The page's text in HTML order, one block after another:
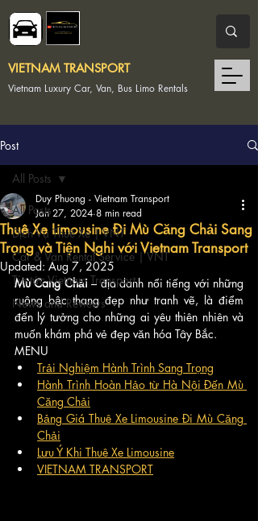
Vietnam Luxury Car, Van, Bus Limo Rentals
VIETNAM TRANSPORT
Post
All Posts
Dịch Vụ Thuê Xe | VNT
Car & Van Rental Service | VNT
Tin tức Vietnam Transport
News and Reviews
All Posts
Thuê Xe Limousine Đi Mù Căng Chải Sang
Trọng và Tiện Nghi với Vietnam Transport
Duy Phuong - Vietnam Transport
Jan 27, 2024 8 min read
Updated:Aug 7, 2025
Mù Cang Chải – địa danh nổi tiếng với những
ruộng bậc thang đẹp như tranh vẽ, là điểm
đến lý tưởng cho những ai yêu thiên nhiên và
muốn khám phá vẻ đẹp văn hóa Tây Bắc.
MENU
Trải Nghiệm Hành Trình Sang Trọng
Hành Trình Hoàn Hảo từ Hà Nội Đến Mù
Căng Chải
Bảng Giá Thuê Xe Limousine Đi Mù Căng
Chải
Lưu Ý Khi Thuê Xe Limousine
VIETNAM TRANSPORT